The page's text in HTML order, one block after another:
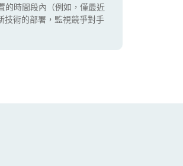
的時間段內（例如，僅最近
技術的部署，監視競爭對手